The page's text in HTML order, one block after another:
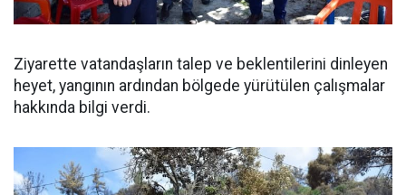
Ziyarette vatandaşların talep ve beklentilerini dinleyen
heyet, yangının ardından bölgede yürütülen çalışmalar
hakkında bilgi verdi.